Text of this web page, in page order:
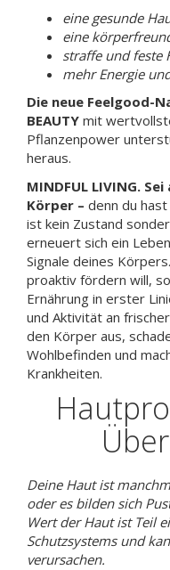
eine gesunde
eine
straffe und feste
mehr Energie
Die neue Feelgood-
BEAUTY mit
Pflanzenpower
heraus.
MINDFUL LIVING.
Körper – denn du
ist kein Zustand
erneuert sich ein
Signale deines
proaktiv fördern will,
Ernährung in erster
und Aktivität an
den Körper aus,
Wohlbefinden und
Krankheiten.
Deine Haut ist
oder es bilden sich
Wert der Haut ist Teil
Schutzsystems und
verursachen.